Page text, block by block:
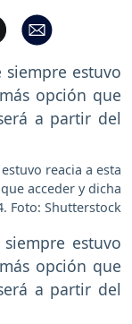
reacia a esta
acceder y dicha
Foto: Shutterstock
estuvo
opción que
a partir del